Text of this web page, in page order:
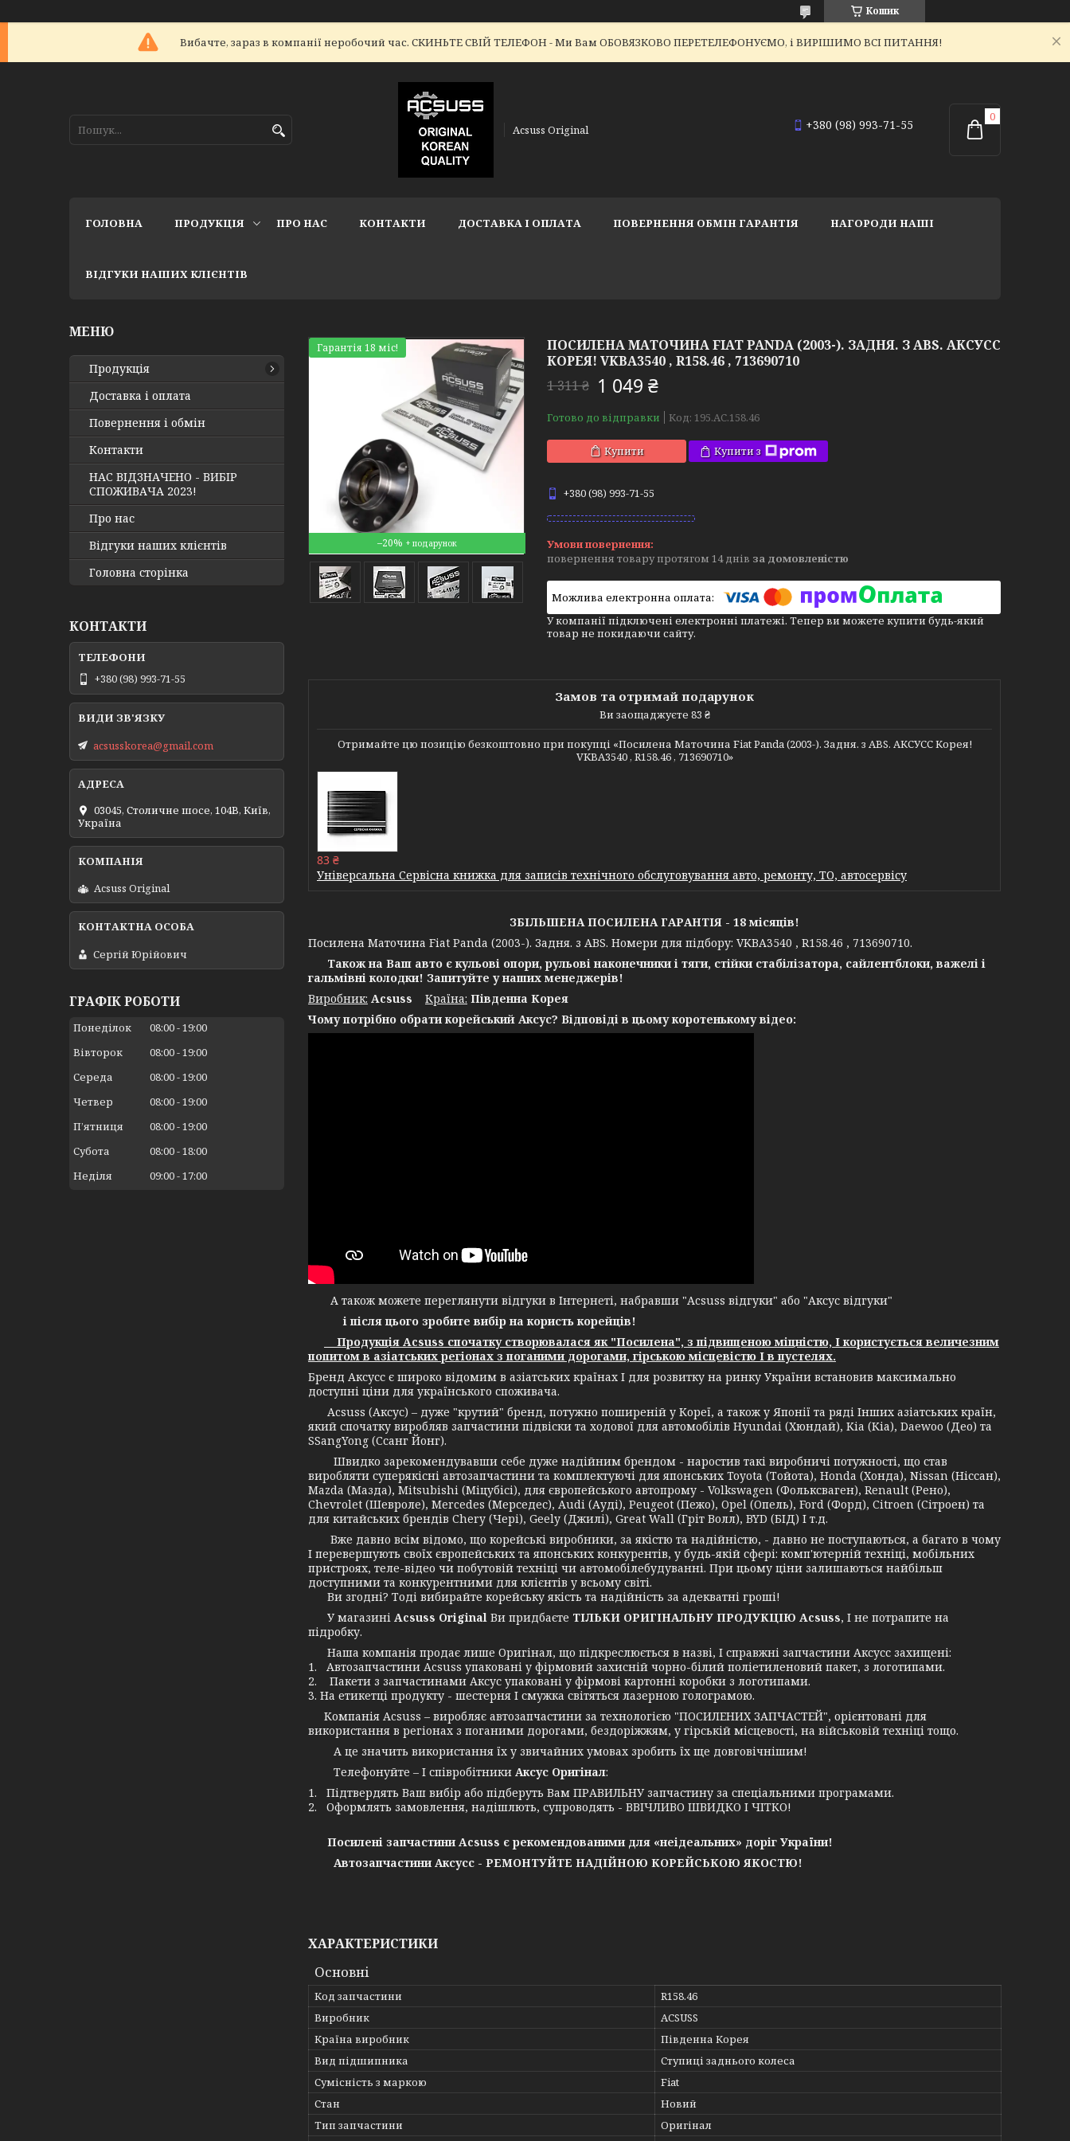
Кошик
Вибачте, зараз в компанії неробочий час. СКИНЬТЕ СВІЙ ТЕЛЕФОН - Ми Вам ОБОВЯЗКОВО ПЕРЕТЕЛЕФОНУЄМО, і ВИРІШИМО ВСІ ПИТАННЯ!
Acsuss Original +380 (98) 993-71-55
ГОЛОВНА ПРОДУКЦІЯ ПРО НАС КОНТАКТИ ДОСТАВКА І ОПЛАТА ПОВЕРНЕННЯ ОБМІН ГАРАНТІЯ НАГОРОДИ НАШІ
ВІДГУКИ НАШИХ КЛІЄНТІВ
–20%
Гарантія 18 міс!
ПОСИЛЕНА МАТОЧИНА FIAT PANDA (2003-). ЗАДНЯ. З ABS. АКСУСС
КОРЕЯ! VKBA3540 , R158.46 , 713690710
1 311 ₴ 1 049 ₴
Готово до відправки Код: 195.AC.158.46
Купити Купити з
+380 (98) 993-71-55
повернення товару протягом 14 днів за домовленістю
У компанії підключені електронні платежі. Тепер ви можете купити будь-який
товар не покидаючи сайту.
Замов та отримай подарунок
Ви заощаджуєте 83 ₴
Отримайте цю позицію безкоштовно при покупці «Посилена Маточина Fiat Panda (2003-). Задня. з ABS. АКСУСС Корея!
VKBA3540 , R158.46 , 713690710»
83 ₴
Універсальна Сервісна книжка для записів технічного обслуговування авто, ремонту, ТО, автосервісу
ЗБІЛЬШЕНА ПОСИЛЕНА ГАРАНТІЯ - 18 місяців!
Посилена Маточина Fiat Panda (2003-). Задня. з ABS. Номери для підбору: VKBA3540 , R158.46 , 713690710.
Також на Ваш авто є кульові опори, рульові наконечники і тяги, стійки стабілізатора, сайлентблоки,важелі і
гальмівні колодки! Запитуйте у наших менеджерів!
Виробник: Acsuss Крaїна: Південна Корея
Чому потрібно обрати корейський Аксус? Відповіді в цьому коротенькому відео:
А також можете переглянути відгуки в Інтернеті, набравши "Acsuss відгуки" або "Аксус відгуки"
і після цього зробите вибір на користь корейців!
Продукція Acsuss спочатку створювалася як "Посилена", з підвищеною міцністю, І користується величезним
попитом в азіатських регіонах з поганими дорогами, гірською місцевістю І в пустелях.
Бренд Аксусс є широко відомим в азіатських країнах І для розвитку на ринку України встановив максимально
доступні ціни для українського споживача.
Acsuss (Аксус) – дуже "крутий" бренд, потужно поширеній у Кореї, а також у Японії та ряді Інших азіатських країн,
який спочатку виробляв запчастини підвіски та ходової для автомобілів Hyundai (Хюндай), Kia (Кіа), Daewoo (Део) та
SSangYong (Ссанг Йонг).
Швидко зарекомендувавши себе дуже надійним брендом - наростив такі виробничі потужності, що став
виробляти суперякісні автозапчастини та комплектуючі для японських Toyota (Тойота), Honda (Хонда), Nissan (Ніссан),
Mazda (Мазда), Mitsubishi (Міцубісі), для європейського автопрому - Volkswagen (Фольксваген), Renault (Рено),
Chevrolet (Шевроле), Mercedes (Мерседес), Audi (Ауді), Peugeot (Пежо), Opel (Опель), Ford (Форд), Citroen (Сітроен) та
для китайських брендів Chery (Чері), Geely (Джилі), Great Wall (Гріт Волл), BYD (БІД) І т.д.
Вже давно всім відомо, що корейські виробники, за якістю та надійністю, - давно не поступаються, а багато в чому
І перевершують своїх європейських та японських конкурентів, у будь-якій сфері: комп'ютерній техніці, мобільних
пристроях, теле-відео чи побутовій техніці чи автомобілебудуванні. При цьому ціни залишаються найбільш
доступними та конкурентними для клієнтів у всьому світі.
Ви згодні? Тоді вибирайте корейську якість та надійність за адекватні гроші!
У магазині Acsuss Original Ви придбаєте ТІЛЬКИ ОРИГІНАЛЬНУ ПРОДУКЦІЮ Acsuss, І не потрапите на
підробку.
Наша компанія продає лише Оригінал, що підкреслюється в назві, І справжні запчастини Аксусс захищені:
1. Автозапчастини Acsuss упаковані у фірмовий захисній чорно-білий поліетиленовий пакет, з логотипами.
2. Пакети з запчастинами Аксус упаковані у фірмові картонні коробки з логотипами.
3. На етикетці продукту - шестерня І смужка світяться лазерною голограмою.
Компанія Acsuss – виробляє автозапчастини за технологією "ПОСИЛЕНИХ ЗАПЧАСТЕЙ", орієнтовані для
використання в регіонах з поганими дорогами, бездоріжжям, у гірській місцевості, на військовій техніці тощо.
А це значить використання їх у звичайних умовах зробить їх ще довговічнішим!
Телефонуйте – І співробітники Аксус Оригінал:
1. Підтвердять Ваш вибір або підберуть Вам ПРАВИЛЬНУ запчастину за спеціальними програмами.
2. Оформлять замовлення, надішлють, супроводять - ВВІЧЛИВО ШВИДКО І ЧІТКО!
Посилені запчастини Acsuss є рекомендованими для «неідеальних» доріг України!
Автозапчастини Аксусс - РЕМОНТУЙТЕ НАДІЙНОЮ КОРЕЙСЬКОЮ ЯКОСТЮ!
ХАРАКТЕРИСТИКИ
Основні
Код запчастини
R158.46
Виробник
ACSUSS
Країна виробник
Південна Корея
Вид підшипника
Ступиці заднього колеса
Сумісність з маркою
Fiat
Стан
Новий
Тип запчастини
Оригінал
Продукція
Доставка і оплата
Повернення і обмін
Контакти
НАС ВІДЗНАЧЕНО - ВИБІР
СПОЖИВАЧА 2023!
Про нас
Відгуки наших клієнтів
Головна сторінка
КОНТАКТИ
+380 (98) 993-71-55
acsusskorea@gmail.com
03045, Столичне шосе, 104B, Київ,
Україна
Acsuss Original
Сергій Юрійович
ГРАФІК РОБОТИ
Понеділок 08:00 19:00
Вівторок
08:00 19:00
Середа
08:00 19:00
Четвер
08:00 19:00
Пʼятниця
08:00 19:00
Субота
08:00 18:00
Неділя
09:00 17:00